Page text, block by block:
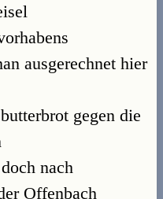
ausgerechnet hier
gegen die
nach
Offenbach